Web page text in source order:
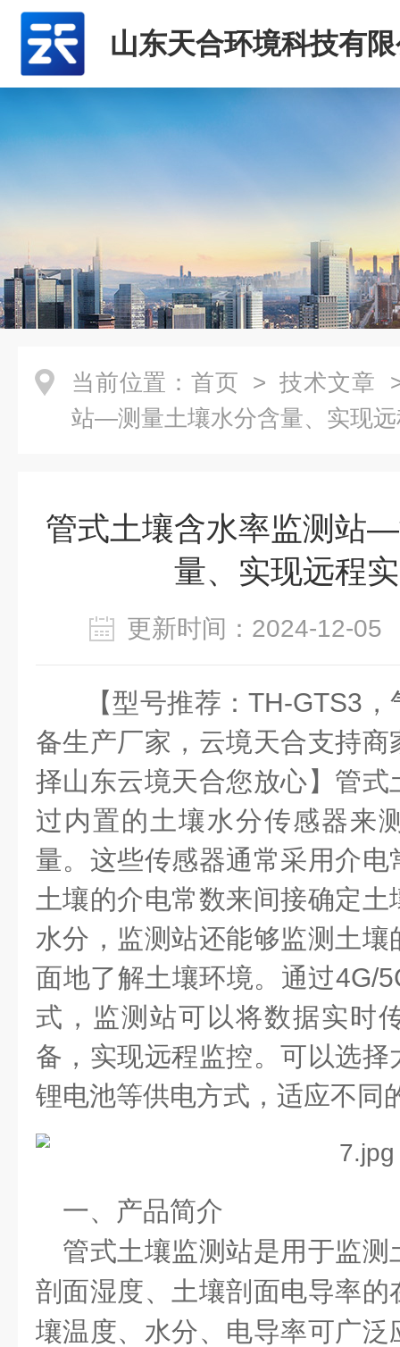
山东天合环境科技有
当前位置： 首页 > 技术文章
站—测量土壤水分含量、实现
管式土壤含水率监测站
量、实现远程
更新时间：2024-12-
【型号推荐：TH-GTS3
备生产厂家，云境天合支持
择山东云境天合您放心】管
过内置的土壤水分传感器来
量。这些传感器通常采用介
土壤的介电常数来间接确定
水分，监测站还能够监测土
面地了解土壤环境。通过4G/
式，监测站可以将数据实时
备，实现远程监控。可以选
锂电池等供电方式，适应不同
一、产品简介
管式土壤监测站是用于监
剖面湿度、土壤剖面电导率
壤温度、水分、电导率可广